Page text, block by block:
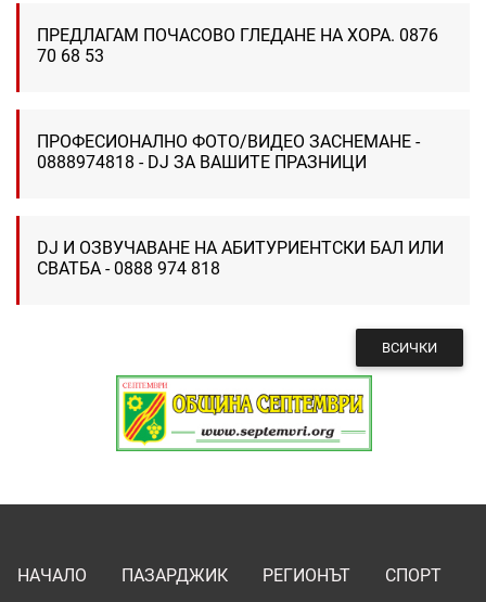
ПРЕДЛАГАМ ПОЧАСОВО ГЛЕДАНЕ НА ХОРА. 0876
70 68 53
ПРОФЕСИОНАЛНО ФОТО/ВИДЕО ЗАСНЕМАНЕ -
0888974818 - DJ ЗА ВАШИТЕ ПРАЗНИЦИ
DJ И ОЗВУЧАВАНЕ НА АБИТУРИЕНТСКИ БАЛ ИЛИ
СВАТБА - 0888 974 818
ВСИЧКИ
НАЧАЛО ПАЗАРДЖИК РЕГИОНЪТ
СПОРТ